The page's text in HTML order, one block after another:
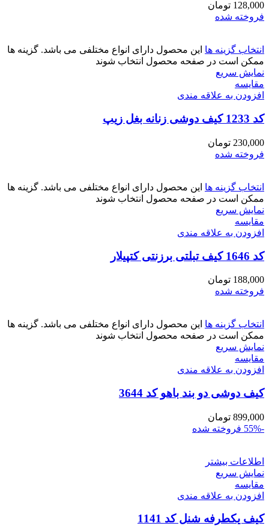
128,000 تومان
فروخته شده
انتخاب گزینه ها این محصول دارای انواع مختلفی می باشد. گزینه ها
ممکن است در صفحه محصول انتخاب شوند
نمایش سریع
مقايسه
افزودن به علاقه مندی
کد 1233 کیف دوشی زنانه بغل زیپ
230,000 تومان
فروخته شده
انتخاب گزینه ها این محصول دارای انواع مختلفی می باشد. گزینه ها
ممکن است در صفحه محصول انتخاب شوند
نمایش سریع
مقايسه
افزودن به علاقه مندی
کد 1646 کیف تبلتی برزنتی کتپیلار
188,000 تومان
فروخته شده
انتخاب گزینه ها این محصول دارای انواع مختلفی می باشد. گزینه ها
ممکن است در صفحه محصول انتخاب شوند
نمایش سریع
مقايسه
افزودن به علاقه مندی
کیف دوشی دو بند باهو کد 3644
899,000 تومان
-55%
فروخته شده
اطلاعات بیشتر
نمایش سریع
مقايسه
افزودن به علاقه مندی
کیف یکطرفه شنل کد 1141